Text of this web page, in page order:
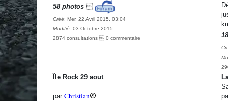
58 photos
Créé: Mer. 22 Avril 2015, 03:04
Modifié: 03 Octobre 2015
2874 consultations  0 commentaire
Île Rock 29 aout
par Christian